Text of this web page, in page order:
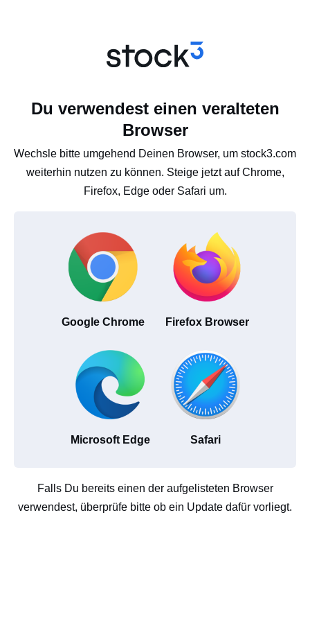
Du verwendest einen veralteten
Browser
Wechsle bitte umgehend Deinen Browser, um stock3.com
weiterhin nutzen zu können. Steige jetzt auf Chrome,
Firefox, Edge oder Safari um.
Google Chrome Firefox Browser
Microsoft Edge Safari
Falls Du bereits einen der aufgelisteten Browser
verwendest, überprüfe bitte ob ein Update dafür vorliegt.